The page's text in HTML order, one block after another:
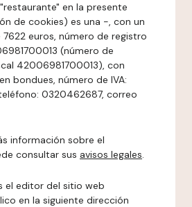
en la presente
de cookies) es una -, con un
euros, número de registro
(número de
42006981700013), con
bondues, número de IVA:
0320462687, correo
información sobre el
consultar sus avisos legales.
el editor del sitio web
en la siguiente dirección